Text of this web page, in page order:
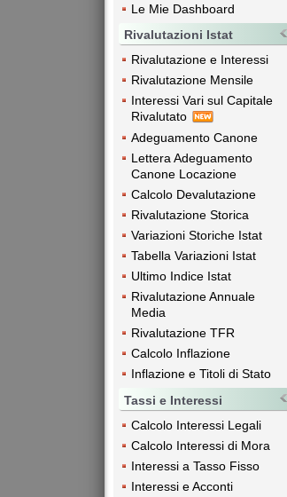
Le Mie Dashboard
Rivalutazioni Istat
Rivalutazione e Interessi
Rivalutazione Mensile
Interessi Vari sul Capitale
Rivalutato
Adeguamento Canone
Lettera Adeguamento
Canone Locazione
Calcolo Devalutazione
Rivalutazione Storica
Variazioni Storiche Istat
Tabella Variazioni Istat
Ultimo Indice Istat
Rivalutazione Annuale
Media
Rivalutazione TFR
Calcolo Inflazione
Inflazione e Titoli di Stato
Tassi e Interessi
Calcolo Interessi Legali
Calcolo Interessi di Mora
Interessi a Tasso Fisso
Interessi e Acconti